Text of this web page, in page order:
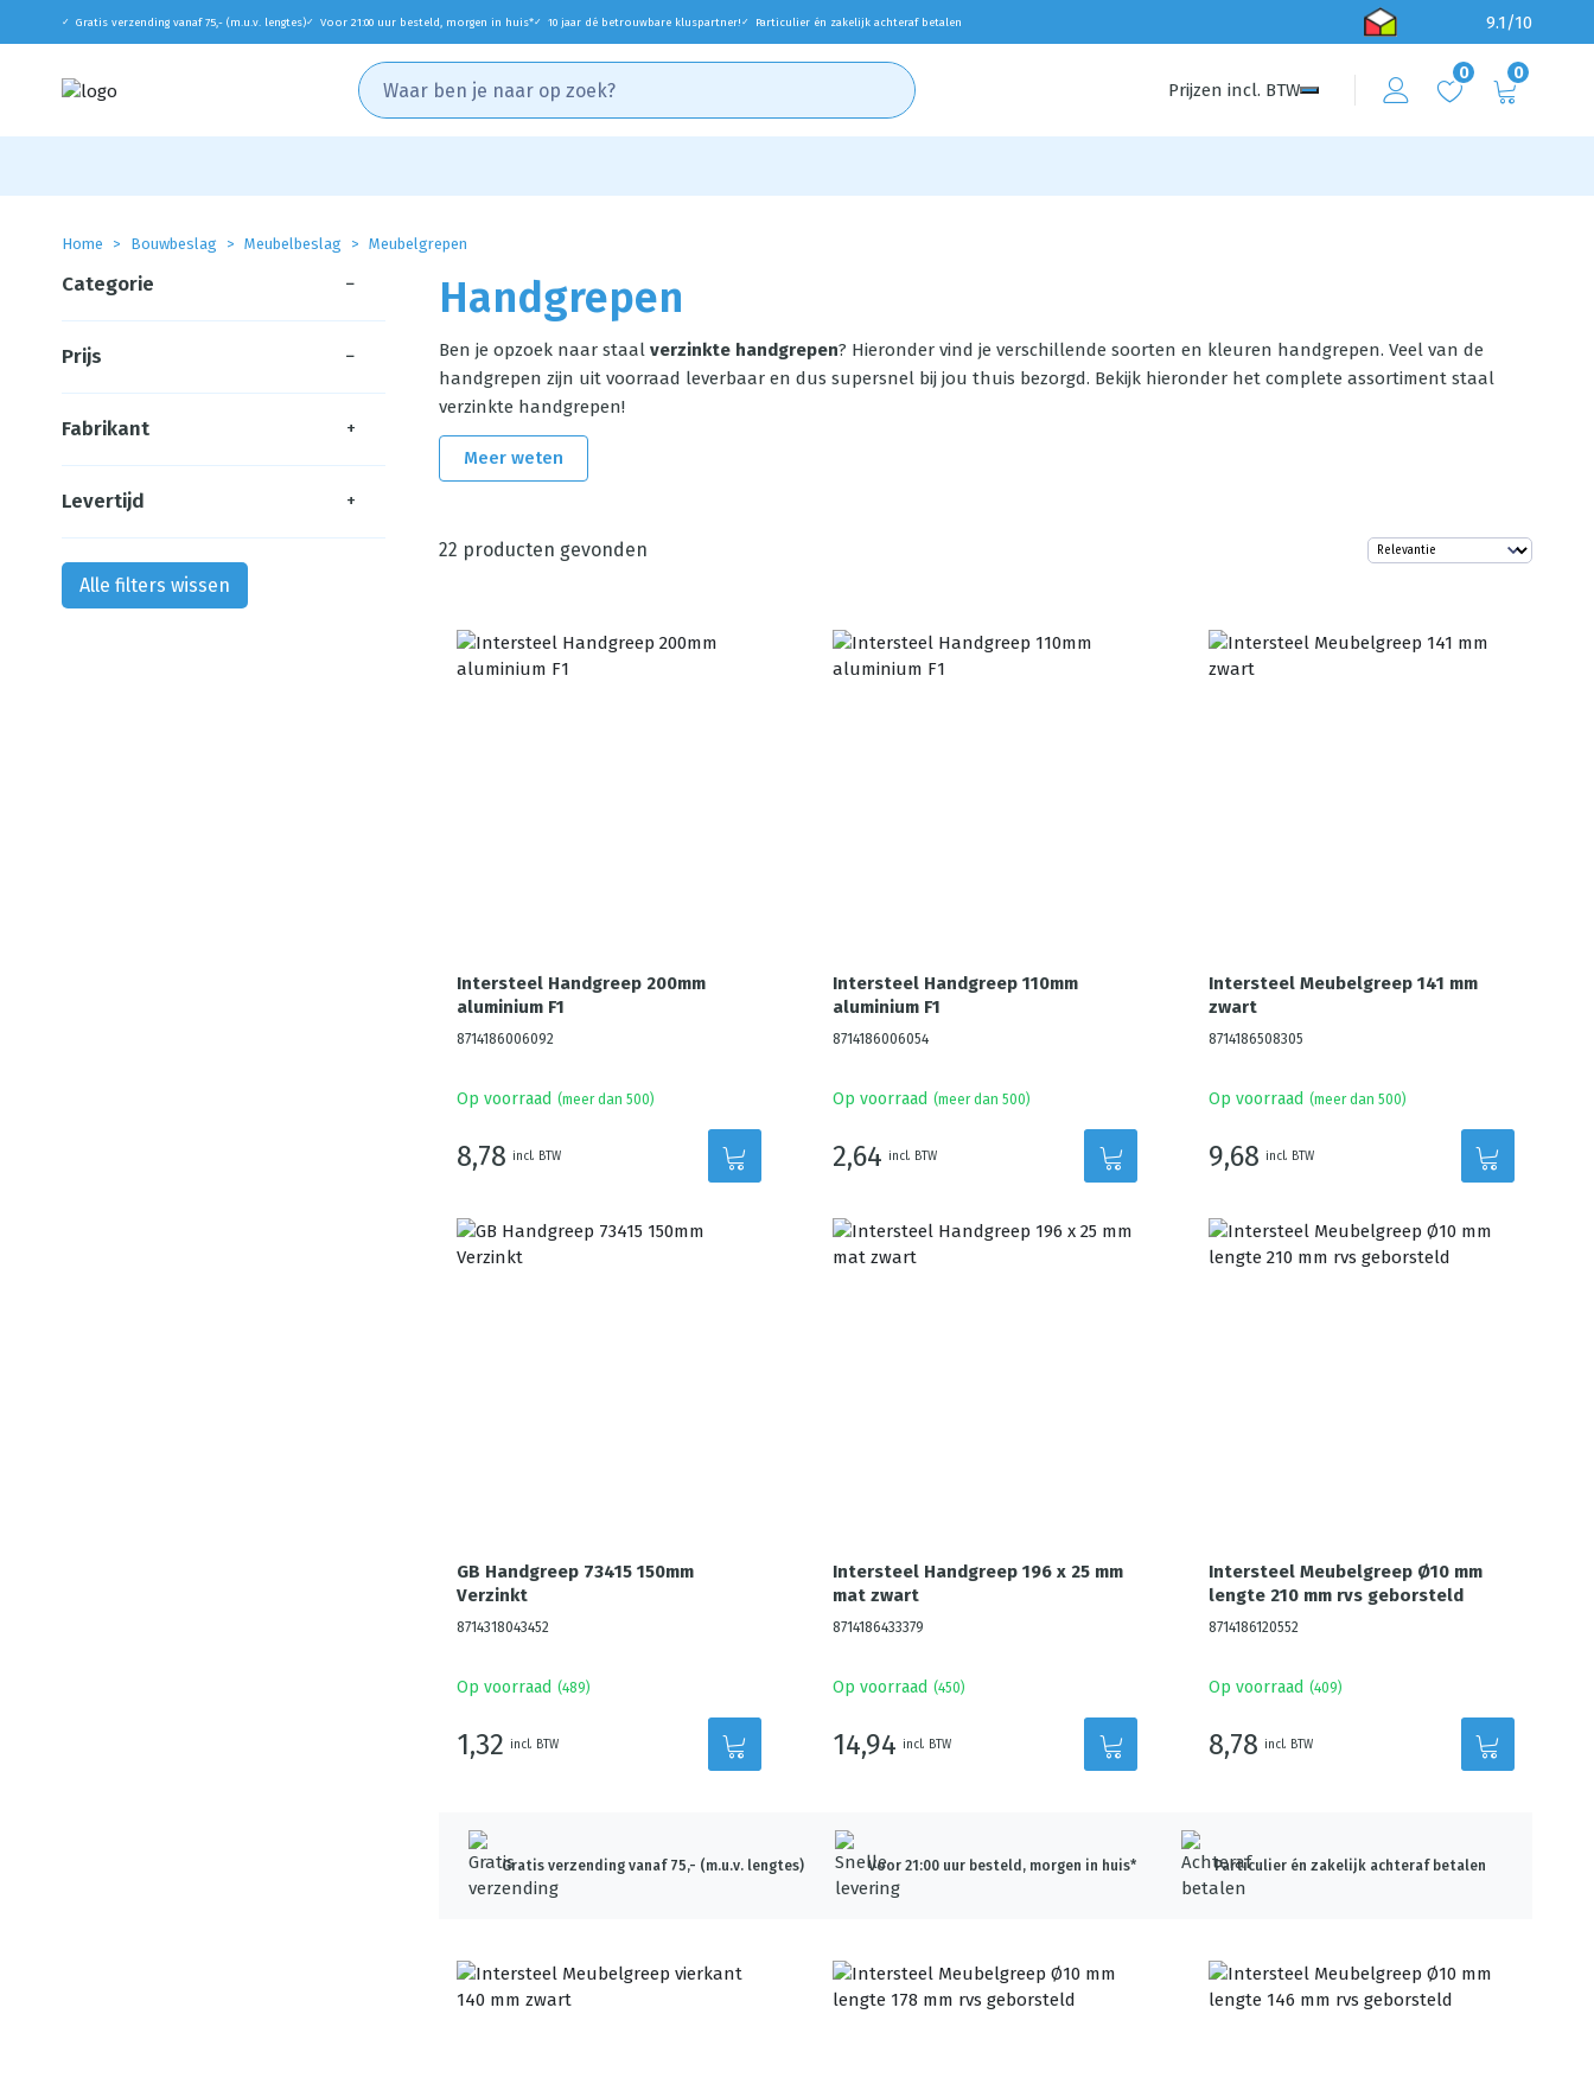
✓ Gratis verzending vanaf 75,- (m.u.v. lengtes)✓ Voor 21:00 uur besteld, morgen in huis*✓ 10 jaar dé betrouwbare kluspartner! ✓ Particulier én zakelijk achteraf betalen 9.1/10
Prijzen incl. BTW
0 0
Home Bouwbeslag Meubelbeslag Meubelgrepen
Handgrepen
Ben je opzoek naar staal verzinkte handgrepen? Hieronder vind je verschillende soorten en kleuren handgrepen. Veel van de
handgrepen zijn uit voorraad leverbaar en dus supersnel bij jou thuis bezorgd. Bekijk hieronder het complete assortiment staal
verzinkte handgrepen!
Meer weten
22 producten gevonden
Intersteel Handgreep 200mm
aluminium F1
8714186006092
Op voorraad (meer dan 500)
8,78 incl. BTW
Intersteel Handgreep 110mm
aluminium F1
8714186006054
Op voorraad (meer dan 500)
2,64 incl. BTW
Intersteel Meubelgreep 141 mm
zwart
8714186508305
Op voorraad (meer dan 500)
9,68 incl. BTW
GB Handgreep 73415 150mm
Verzinkt
8714318043452
Op voorraad (489)
1,32 incl. BTW
Intersteel Handgreep 196 x 25 mm
mat zwart
8714186433379
Op voorraad (450)
14,94 incl. BTW
Intersteel Meubelgreep Ø10 mm
lengte 210 mm rvs geborsteld
8714186120552
Op voorraad (409)
8,78 incl. BTW
Gratis verzending vanaf 75,- (m.u.v. lengtes) Voor 21:00 uur besteld, morgen in huis* Particulier én zakelijk achteraf betalen
Categorie −
Prijs −
Fabrikant +
Levertijd +
Alle filters wissen